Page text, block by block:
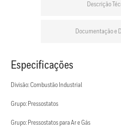
Descrição
Documentação e
Especificações
Divisão: Combustão Industrial
Grupo: Pressostatos
Grupo: Pressostatos para Ar e Gás